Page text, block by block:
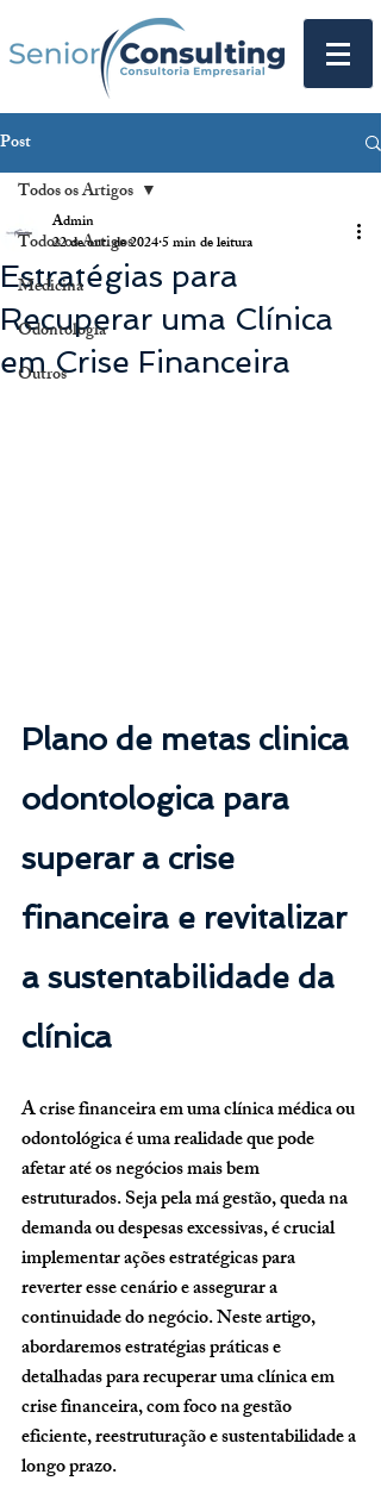
Post
Todos os Artigos
Medicina
Odontologia
Outros
Todos os Artigos
Estratégias para
Recuperar uma Clínica
em Crise Financeira
Admin
22 de out. de 20245 min de leitura
Plano de metas clinica
odontologica para
superar a crise
financeira e revitalizar
a sustentabilidade da
clínica
A crise financeira em uma clínica médica ou
odontológica é uma realidade que pode
afetar até os negócios mais bem
estruturados. Seja pela má gestão, queda na
demanda ou despesas excessivas, é crucial
implementar ações estratégicas para
reverter esse cenário e assegurar a
continuidade do negócio. Neste artigo,
abordaremos estratégias práticas e
detalhadas para recuperar uma clínica em
crise financeira, com foco na gestão
eficiente, reestruturação e sustentabilidade a
longo prazo.